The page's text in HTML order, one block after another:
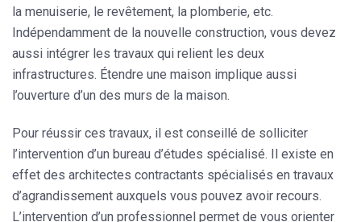
la menuiserie, le revêtement, la plomberie, etc.
Indépendamment de la nouvelle construction, vous devez
aussi intégrer les travaux qui relient les deux
infrastructures. Étendre une maison implique aussi
l’ouverture d’un des murs de la maison.
Pour réussir ces travaux, il est conseillé de solliciter
l’intervention d’un bureau d’études spécialisé. Il existe en
effet des architectes contractants spécialisés en travaux
d’agrandissement auxquels vous pouvez avoir recours.
L’intervention d’un professionnel permet de vous orienter